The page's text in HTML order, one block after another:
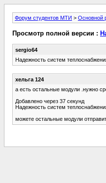
Форум студентов МТИ > Основной
Просмотр полной версии :
sergio64
Надежность систем
хельга 124
а есть остальные модули .нужно
Добавлено через 37 секунд
Надежность систем
можете остальные модули